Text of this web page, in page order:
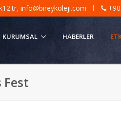
, info@bireykoleji.com | +90
KURUMSAL HABERLER
Fest